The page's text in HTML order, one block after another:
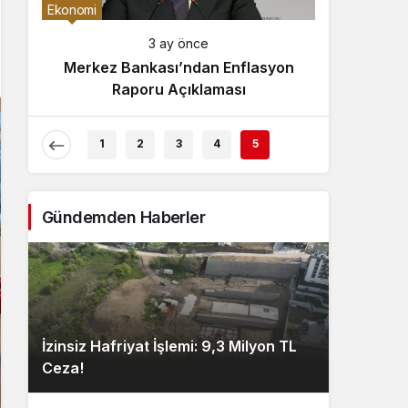
Gece Modu
Gece modunu seçin.
Sistem Modu
Sistem modunu seçin.
Ekonomi
3 ay önce
Merkez Bankası’ndan Enflasyon
Raporu Açıklaması
1 2 3 4 5
Gündemden Haberler
İzinsiz Hafriyat İşlemi: 9,3 Milyon TL
Ceza!